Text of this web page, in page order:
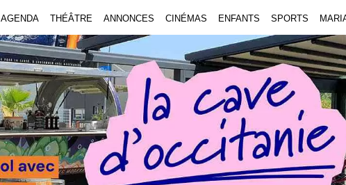
AGENDA THÉÂTRE ANNONCES CINÉMAS ENFANTS SPORTS